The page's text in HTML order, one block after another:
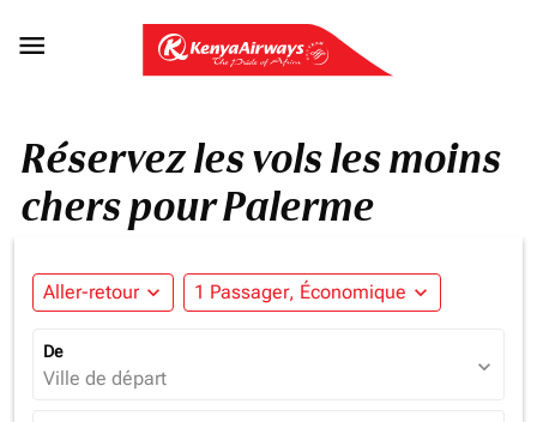

Réservez les vols les moins
chers pour Palerme
Aller-retour expand_more 1 Passager, Économique expand_more
De
Ville de départ expand_more